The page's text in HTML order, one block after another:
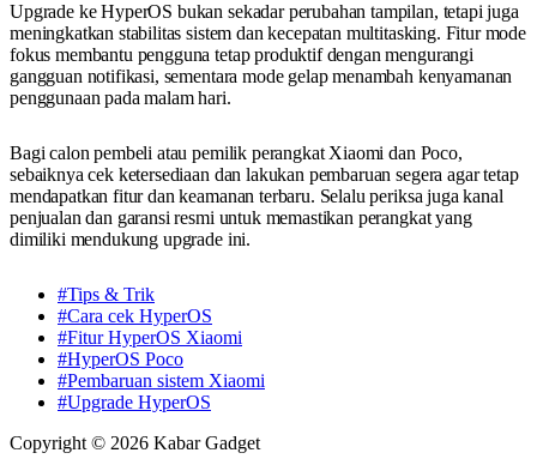
Upgrade ke HyperOS bukan sekadar perubahan tampilan, tetapi juga
meningkatkan stabilitas sistem dan kecepatan multitasking. Fitur mode
fokus membantu pengguna tetap produktif dengan mengurangi
gangguan notifikasi, sementara mode gelap menambah kenyamanan
penggunaan pada malam hari.
Bagi calon pembeli atau pemilik perangkat Xiaomi dan Poco,
sebaiknya cek ketersediaan dan lakukan pembaruan segera agar tetap
mendapatkan fitur dan keamanan terbaru. Selalu periksa juga kanal
penjualan dan garansi resmi untuk memastikan perangkat yang
dimiliki mendukung upgrade ini.
#Tips & Trik
#Cara cek HyperOS
#Fitur HyperOS Xiaomi
#HyperOS Poco
#Pembaruan sistem Xiaomi
#Upgrade HyperOS
Copyright © 2026 Kabar Gadget